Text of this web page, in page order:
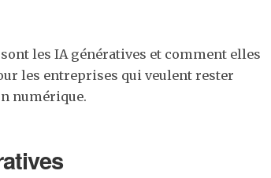
les IA génératives et comment elles
les entreprises qui veulent rester
numérique.